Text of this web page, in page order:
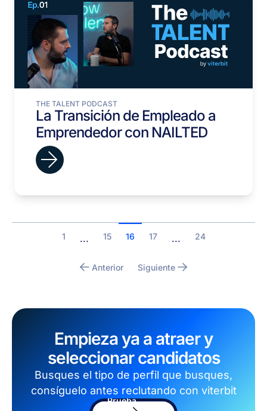
THE TALENT PODCAST
La Transición de Empleado a
Emprendedor con NAILTED
Anterior
1 ... 15 16 17 ... 24
Siguiente
Empieza ya a atraer y
seleccionar candidatos
Busques el tipo de perfil que busques,
consíguelo antes reclutando con viterbit
Prueba